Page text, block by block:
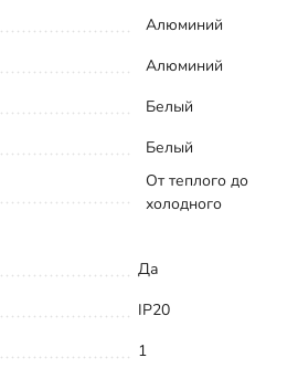
Алюминий
Алюминий
Белый
Белый
От теплого до
холодного
Да
IP20
1